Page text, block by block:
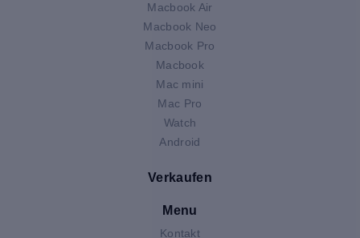
Macbook Air
Macbook Neo
Macbook Pro
Macbook
Mac mini
Mac Pro
Watch
Android
Verkaufen
Menu
Kontakt